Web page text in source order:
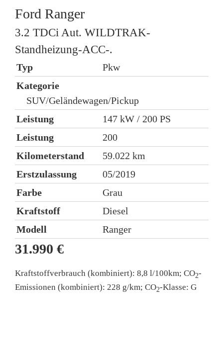
Ford Ranger
3.2 TDCi Aut. WILDTRAK-
Standheizung-ACC-.
Typ
Pkw
Kategorie
SUV/Geländewagen/Pickup
Leistung
147 kW / 200 PS
Leistung
200
Kilometerstand
59.022 km
Erstzulassung
05/2019
Farbe
Grau
Kraftstoff
Diesel
Modell
Ranger
31.990 €
Kraftstoffverbrauch (kombiniert): 8,8 l/100km; CO2-
Emissionen (kombiniert): 228 g/km; CO2-Klasse: G